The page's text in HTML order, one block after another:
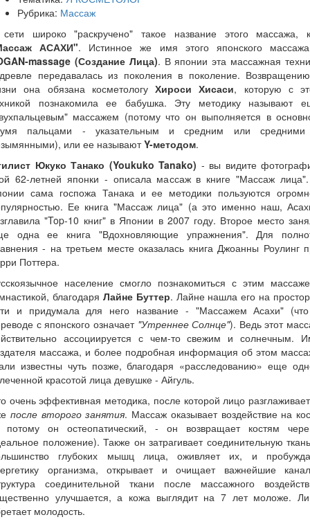
Рубрика: Массаж
широко "раскручено" такое название этого массажа,
АСАХИ". Истинное же имя этого японского
massage (Создание Лица). В японии эта массажная
передавалась из поколения в поколение.
она обязана косметологу Хироси Хисаси, которую с
познакомила ее бабушка. Эту методику называют
массажем (потому что он выполняется в
пальцами - указательным и средним или
или ее называютY-методом.
Юкуко Танако (Youkuko Tanako) - вы видите
62-летней японки - описала массаж в книге "Массаж
сама госпожа Танака и ее методики пользуются
Ее книга "Массаж лица" (а это именно наш,
"Top-10 книг" в Японии в 2007 году. Второе место
одна ее книга "Вдохновляющие упражнения". Для
- на третьем месте оказалась книга Джоанны Роулинг
Поттера.
население смогло познакомиться с этим
благодаря Лайне Буттер. Лайне нашла его на
и придумала для него название - "Массажем Асахи"
с японского означает "Утреннее Солнце"). Ведь этот
ассоциируется с чем-то свежим и солнечным.
массажа, и более подробная информация об этом
известны чуть позже, благодаря «расследованию» еще
красотой лица девушке - Айгуль.
очень эффективная методика, после которой лицо
после второго занятия. Массаж оказывает воздействие на
потому он остеопатический, - он возвращает костям
положение). Также он затрагивает соединительную
глубоких мышц лица, оживляет их, и
организма, открывает и очищает важнейшие
соединительной ткани после массажного
улучшается, а кожа выглядит на 7 лет моложе.
молодость.